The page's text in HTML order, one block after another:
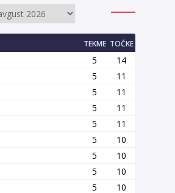
TEKME TOČKE
5
14
5
11
5
11
5
11
5
11
5
10
5
10
5
10
5
10